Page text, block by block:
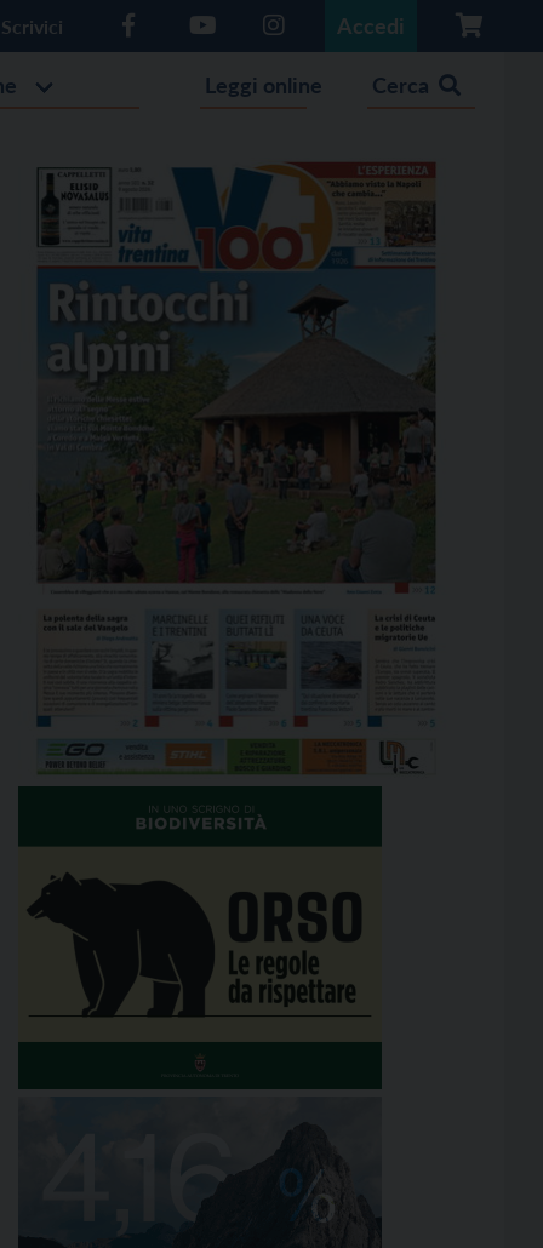
Scrivici Accedi
Leggi online Cerca